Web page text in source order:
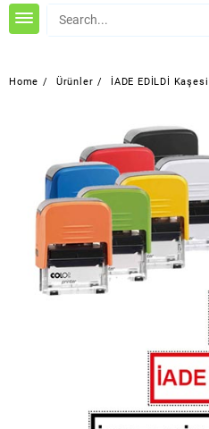
Home Ürünler İADE EDİLDİ